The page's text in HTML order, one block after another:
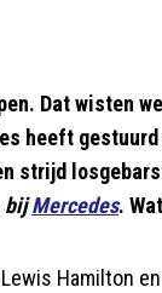
Dat wisten
heeft
strijd
bijMercedes.
Hamilton